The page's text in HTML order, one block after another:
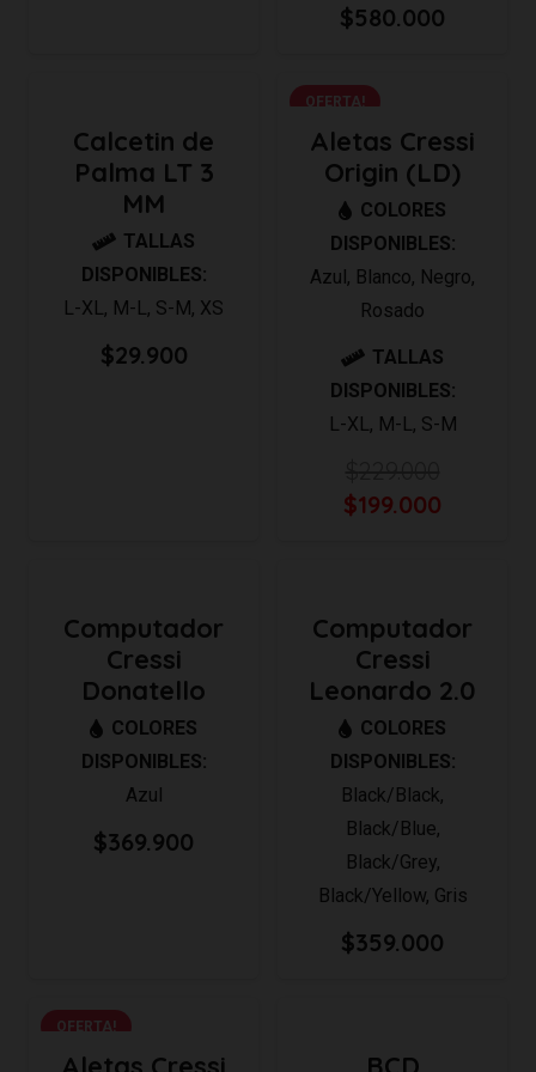
$580.000
Calcetin de
Palma LT 3
MM
TALLAS
DISPONIBLES:
L-XL, M-L, S-M, XS
$29.900
OFERTA!
Aletas Cressi
Origin (LD)
COLORES
DISPONIBLES:
Azul, Blanco, Negro,
Rosado
TALLAS
DISPONIBLES:
L-XL, M-L, S-M
El
$229.000.
$199.000
Computador
Cressi
Donatello
COLORES
DISPONIBLES:
Azul
$369.900
Computador
Cressi
Leonardo 2.0
COLORES
DISPONIBLES:
Black/Black,
Black/Blue,
Black/Grey,
Black/Yellow, Gris
$359.000
OFERTA!